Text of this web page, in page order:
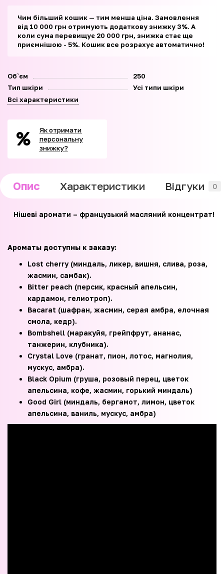
Чим більший кошик — тим менша ціна. Замовлення
від 10 000 грн отримують додаткову знижку 3%. А
коли сума перевищує 20 000 грн, знижка стає ще
приємнішою - 5%. Кошик все розрахує автоматично!
Об`єм
250
Тип шкіри
Усі типи шкіри
Всі характеристики
Як отримати
персональну
знижку?
Опис Характеристики Відгуки 0
Нішеві аромати – французький масляний концентрат!
Ароматы доступны к заказу:
Lost cherry (миндаль, ликер, вишня, слива, роза,
жасмин, самбак).
Bitter peach (персик, красный апельсин,
кардамон, гелиотроп).
Bacarat (шафран, жасмин, серая амбра, елочная
смола, кедр).
Bombshell (маракуйя, грейпфрут, ананас,
танжерин, клубника).
Crystal Love (гранат, пион, лотос, магнолия,
мускус, амбра).
Black Opium (груша, розовый перец, цветок
апельсина, кофе, жасмин, горький миндаль)
Good Girl (миндаль, бергамот, лимон, цветок
апельсина, ваниль, мускус, амбра)